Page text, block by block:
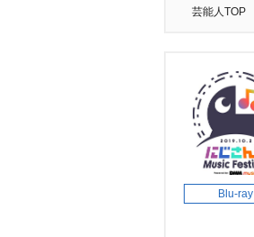
芸能人TOP
Blu-ray